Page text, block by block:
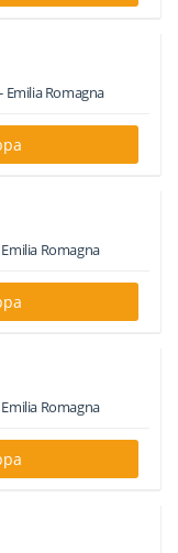
Emilia Romagna
Emilia Romagna
Emilia Romagna